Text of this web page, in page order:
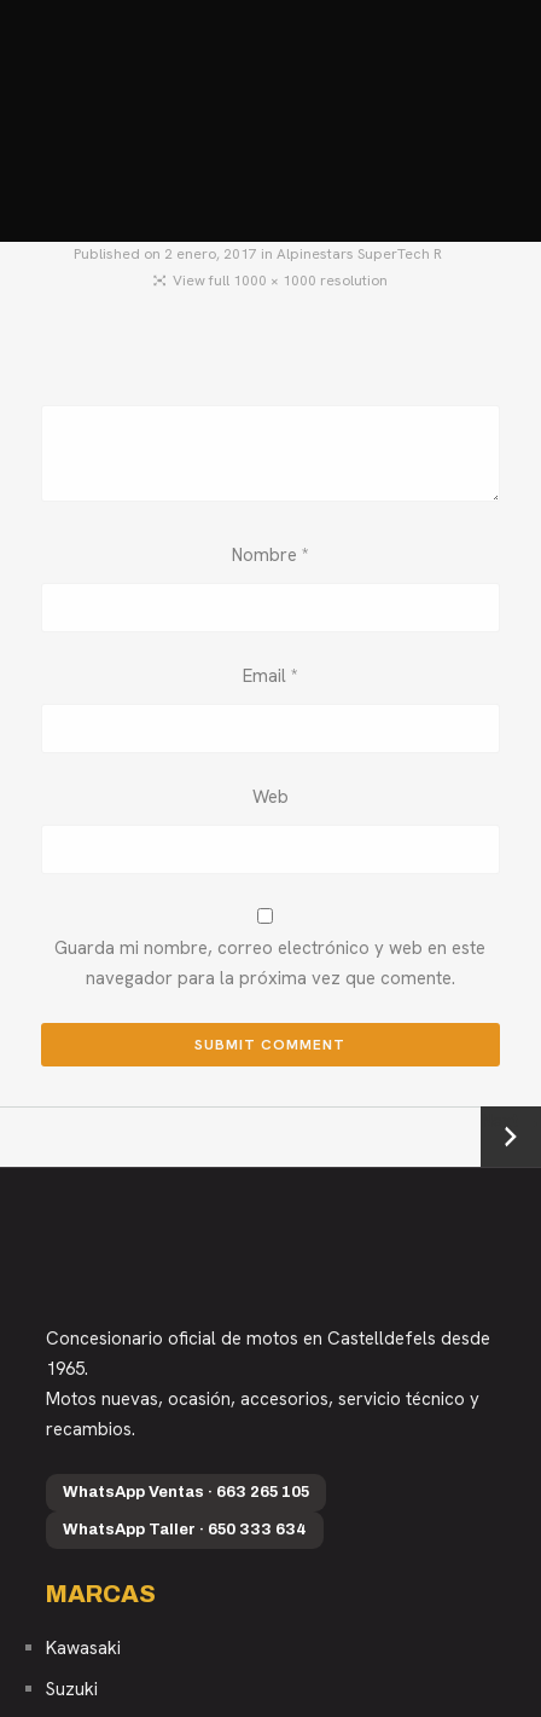
Published on 2 enero, 2017 inAlpinestars SuperTech R
View full 1000 × 1000 resolution
Nombre *
Email *
Web
Guarda mi nombre, correo electrónico y web en este
navegador para la próxima vez que comente.
Next →
Concesionario oficial de motos en Castelldefels desde
1965.
Motos nuevas, ocasión, accesorios, servicio técnico y
recambios.
WhatsApp Ventas · 663 265 105
WhatsApp Taller · 650 333 634
MARCAS
Kawasaki
Suzuki